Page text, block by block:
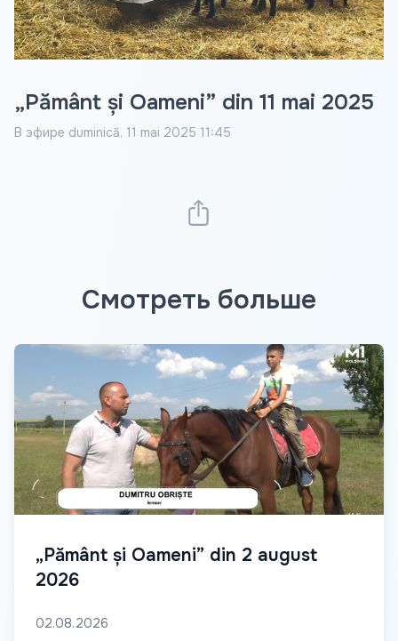
Video
„Pământ și Oameni” din 11 mai 2025
В эфире duminică, 11 mai 2025 11:45
Смотреть больше
„Pământ și Oameni” din 2 august
2026
02.08.2026